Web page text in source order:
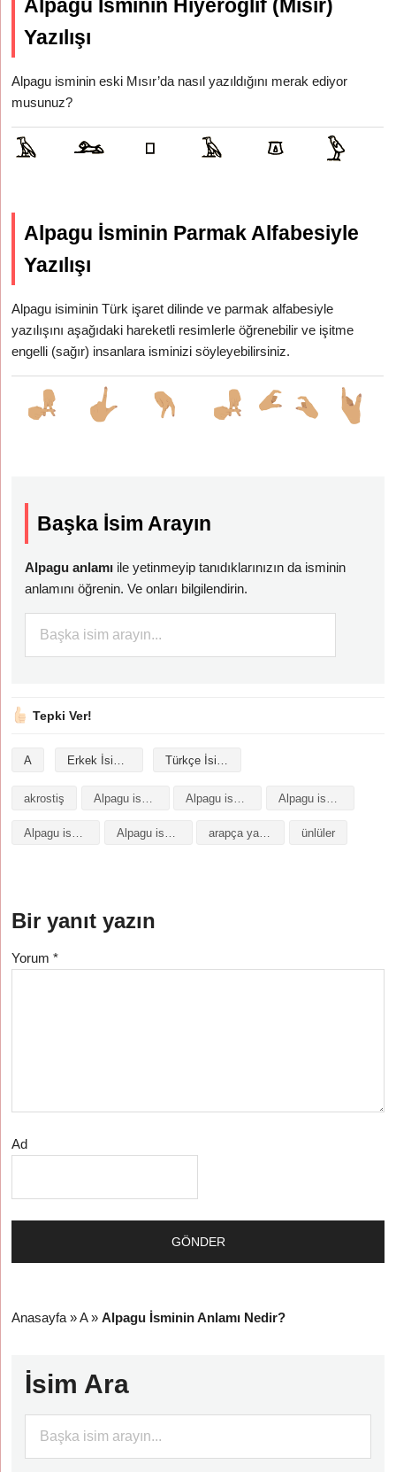
Alpagu İsminin Hiyeroglif (Mısır)
Yazılışı
Alpagu isminin eski Mısır’da nasıl yazıldığını merak ediyor
musunuz?
Alpagu İsminin Parmak Alfabesiyle
Yazılışı
Alpagu isiminin Türk işaret dilinde ve parmak alfabesiyle
yazılışını aşağıdaki hareketli resimlerle öğrenebilir ve işitme
engelli (sağır) insanlara isminizi söyleyebilirsiniz.
Başka İsim Arayın
Alpagu anlamı ile yetinmeyip tanıdıklarınızın da isminin
anlamını öğrenin. Ve onları bilgilendirin.
Tepki Ver!
A Erkek İsimleri Türkçe İsimler
akrostiş
Alpagu isminin kökeni Alpagu isminin numerolojisi arapça yazılışı ünlüler
Bir yanıt yazın
Yorum*
Ad
Anasayfa »A»Alpagu İsminin Anlamı Nedir?
İsim Ara